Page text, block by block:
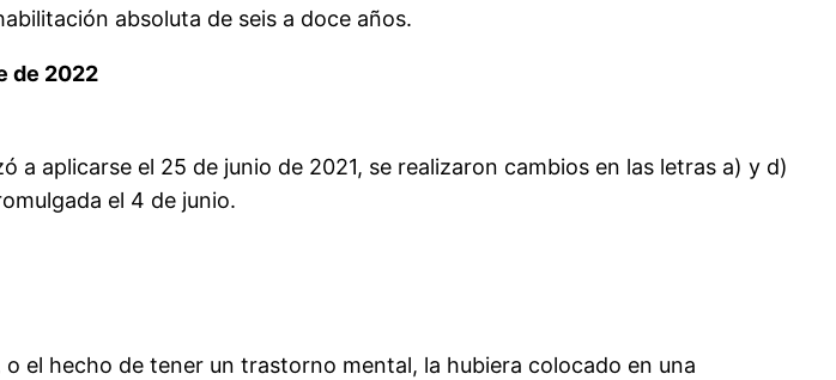
absoluta de seis a doce años.
de 2022
a aplicarse el 25 de junio de 2021, se realizaron cambios en las letras a) y d)
el 4 de junio.
el hecho de tener un trastorno mental, la hubiera colocado en una